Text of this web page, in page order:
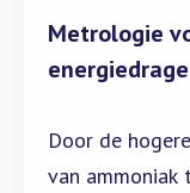
Metrologie
Door de
van ammoniak